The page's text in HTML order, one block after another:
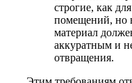
строгие, как
помещений, но
материал
аккуратным и
отвращения.